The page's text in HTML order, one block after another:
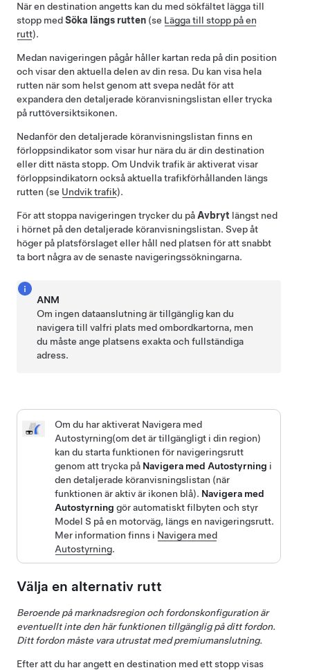
När en destination angetts kan du med sökfältet lägga till
stopp medSöka längs rutten (se Lägga till stopp på en
rutt).
Medan navigeringen pågår håller kartan reda på din position
och visar den aktuella delen av din resa. Du kan visa hela
rutten när som helst genom att svepa nedåt för att
expandera den detaljerade köranvisningslistan eller trycka
på ruttöversiktsikonen.
Nedanför den detaljerade köranvisningslistan finns en
förloppsindikator som visar hur nära du är din destination
eller ditt nästa stopp. Om Undvik trafik är aktiverat visar
förloppsindikatorn också aktuella trafikförhållanden längs
rutten (se Undvik trafik).
För att stoppa navigeringen trycker du påAvbryt längst ned
i hörnet på den detaljerade köranvisningslistan. Svep åt
höger på platsförslaget eller håll ned platsen för att snabbt
ta bort några av de senaste navigeringssökningarna.
ANM
Om ingen dataanslutning är tillgänglig kan du
navigera till valfri plats med ombordkartorna, men
du måste ange platsens exakta och fullständiga
adress.
Om du har aktiverat Navigera med
Autostyrning(om det är tillgängligt i din region)
kan du starta funktionen för navigeringsrutt
genom att trycka på Navigera med Autostyrning i
den detaljerade köranvisningslistan (när
funktionen är aktiv är ikonen blå). Navigera med
Autostyrning gör automatiskt filbyten och styr
Model S på en motorväg, längs en navigeringsrutt.
Mer information finns i Navigera med
Autostyrning.
Välja en alternativ rutt
Beroende på marknadsregion och fordonskonfiguration är
eventuellt inte den här funktionen tillgänglig på ditt fordon.
Ditt fordon måste vara utrustat med premiumanslutning.
Efter att du har angett en destination med ett stopp visas